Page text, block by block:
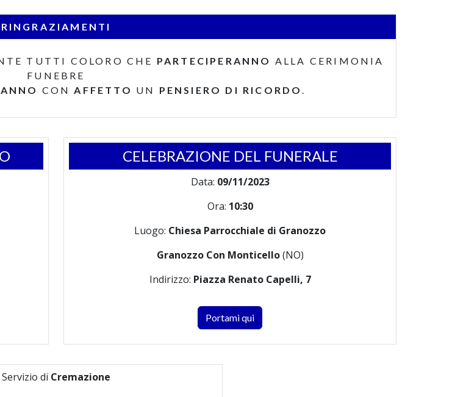
RINGRAZIAMENTI
TUTTI COLORO CHE PARTECIPERANNO ALLA CERIMONIA
FUNEBRE
CONAFFETTO UN PENSIERO DI RICORDO.
CELEBRAZIONE DEL FUNERALE
Data: 09/11/2023
Ora: 10:30
Luogo: Chiesa Parrocchiale di Granozzo
Granozzo Con Monticello(NO)
Indirizzo: Piazza Renato Capelli, 7
Portami qui
Servizio di Cremazione